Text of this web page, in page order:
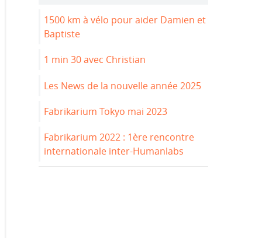
1500 km à vélo pour aider Damien et
Baptiste
1 min 30 avec Christian
Les News de la nouvelle année 2025
Fabrikarium Tokyo mai 2023
Fabrikarium 2022 : 1ère rencontre
internationale inter-Humanlabs